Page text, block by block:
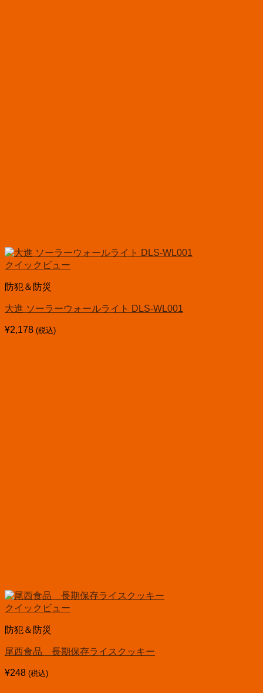
クイックビュー
防犯＆防災
大進 ソーラーウォールライト DLS-WL001
¥2,178 (税込)
クイックビュー
防犯＆防災
尾西食品 長期保存ライスクッキー
¥248 (税込)